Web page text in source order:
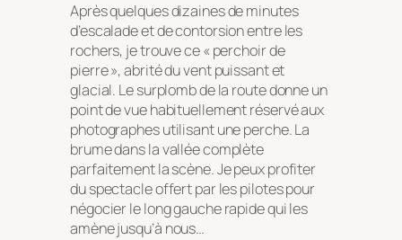
Après quelques dizaines de minutes
d’escalade et de contorsion entre les
rochers, je trouve ce « perchoir de
pierre », abrité du vent puissant et
glacial. Le surplomb de la route donne un
point de vue habituellement réservé aux
photographes utilisant une perche. La
brume dans la vallée complète
parfaitement la scène. Je peux profiter
du spectacle offert par les pilotes pour
négocier le long gauche rapide qui les
amène jusqu’à nous…